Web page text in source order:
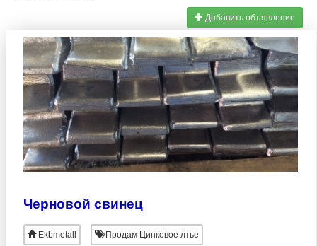
Добавить объявление
Черновой свинец
Ekbmetall Продам Цинковое лтье